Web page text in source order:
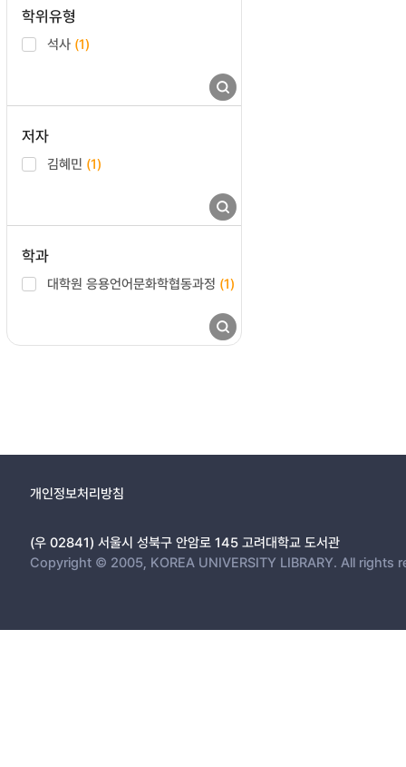
학위유형
석사 (1)
저자
김혜민 (1)
학과
대학원 응용언어문화학협동과정 (1)
개인정보처리방침
(우 02841) 서울시 성북구 안암로 145 고려대학교 도서관
Copyright © 2005, KOREA UNIVERSITY LIBRARY. All rights